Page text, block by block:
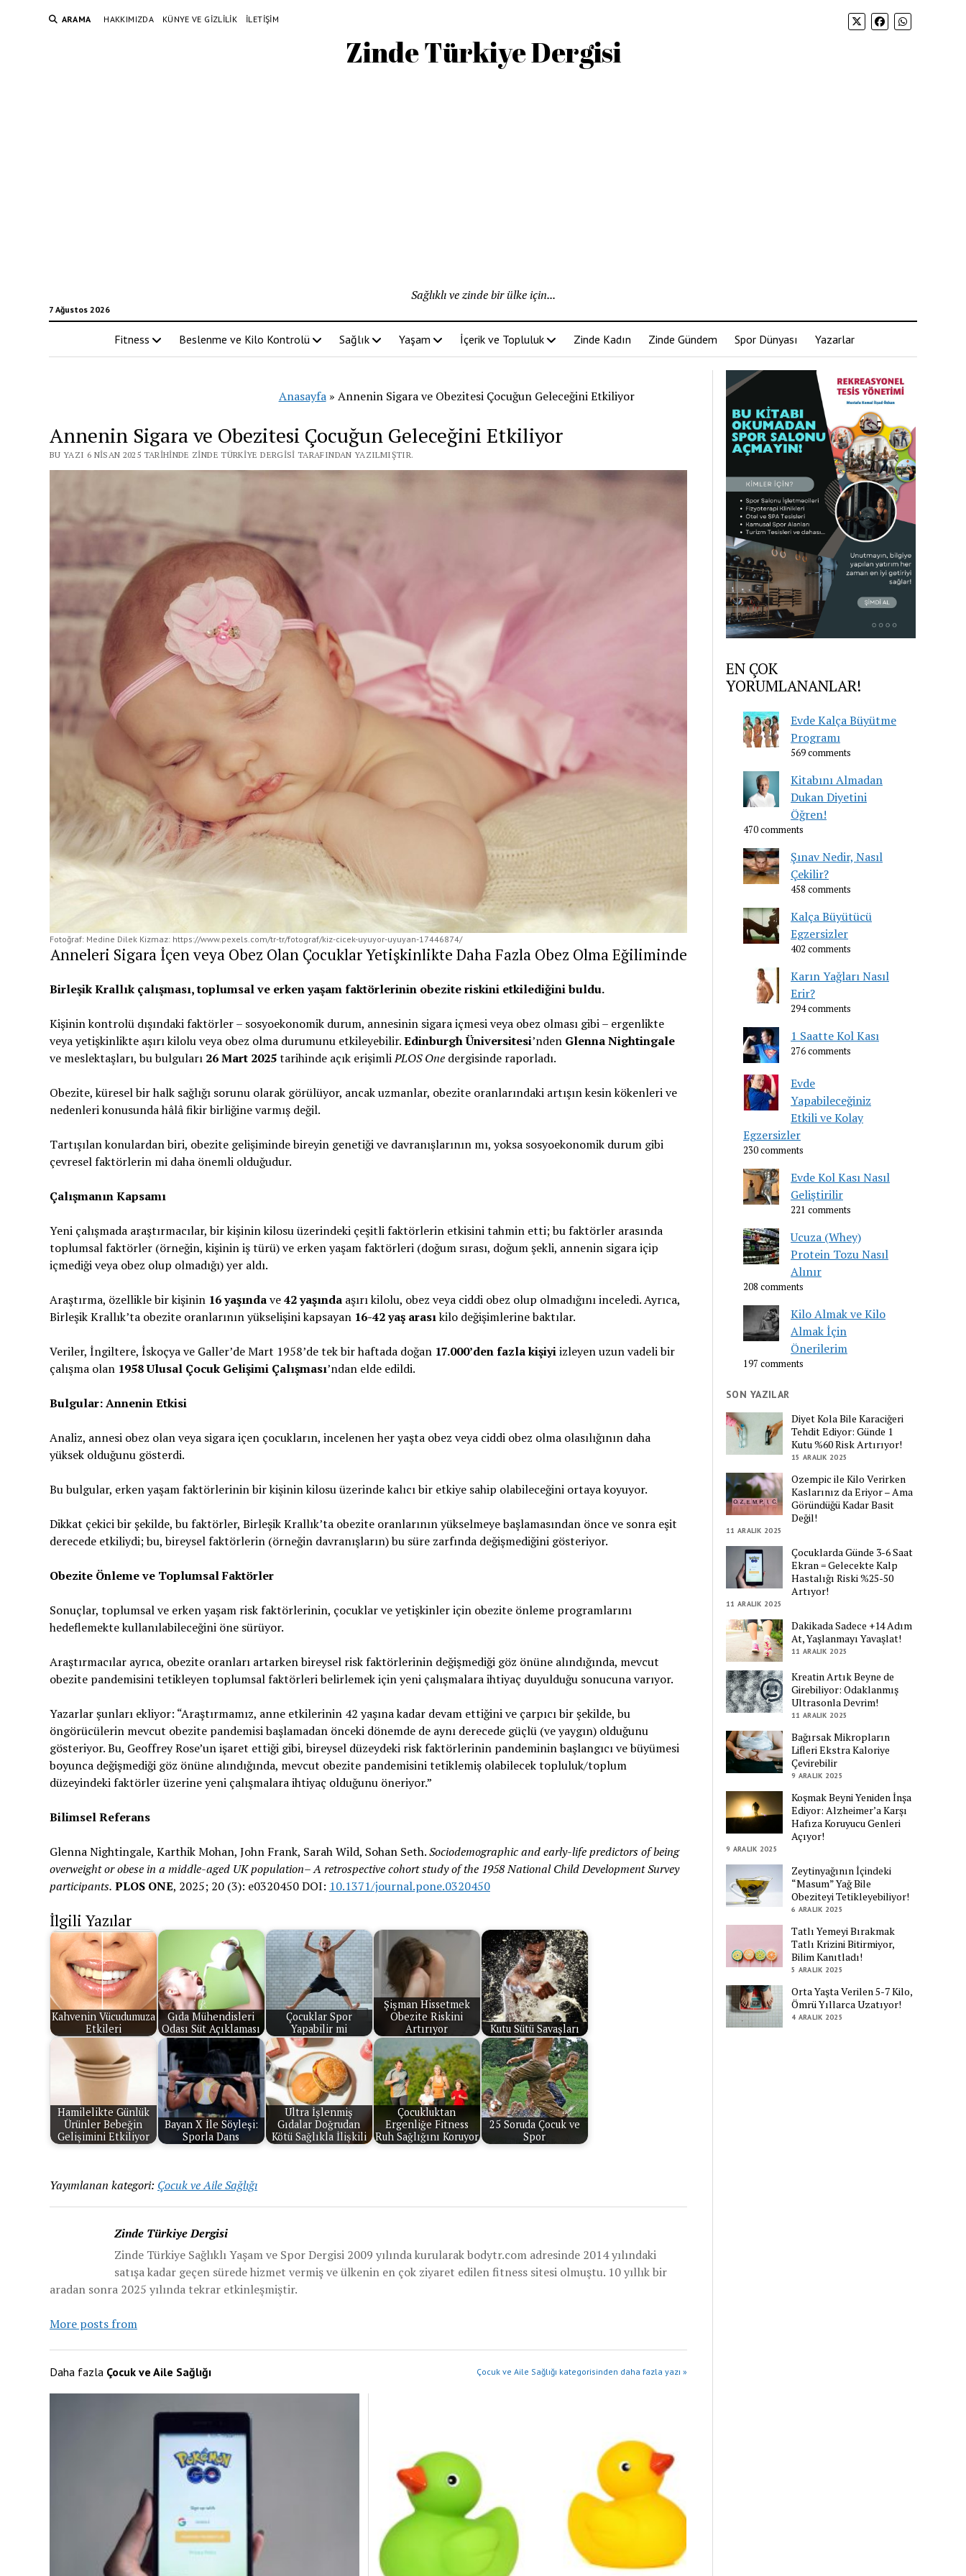
ARAMA HAKKIMIZDA KÜNYE VE GIZLILIK İLETIŞIM
Zinde Türkiye Dergisi
7 Ağustos 2026
Sağlıklı ve zinde bir ülke için...
Fitness Beslenme ve Kilo Kontrolü Sağlık Yaşam İçerik ve Topluluk Zinde Kadın Zinde Gündem Spor Dünyası Yazarlar
Anasayfa» Annenin Sigara ve Obezitesi Çocuğun Geleceğini Etkiliyor
Annenin Sigara ve Obezitesi Çocuğun Geleceğini Etkiliyor
BU YAZI 6 NISAN 2025 TARIHINDE ZINDE TÜRKIYE DERGISI TARAFINDAN YAZILMIŞTIR.
Fotoğraf: Medine Dilek Kizmaz: https://www.pexels.com/tr-tr/fotograf/kiz-cicek-uyuyor-uyuyan-17446874/
Anneleri Sigara İçen veya Obez Olan Çocuklar Yetişkinlikte Daha Fazla Obez Olma Eğiliminde
Birleşik Krallık çalışması, toplumsal ve erken yaşam faktörlerinin obezite riskini etkilediğini buldu.
Kişinin kontrolü dışındaki faktörler – sosyoekonomik durum, annesinin sigara içmesi veya obez olması gibi – ergenlikte
veya yetişkinlikte aşırı kilolu veya obez olma durumunu etkileyebilir.Edinburgh Üniversitesi’nden Glenna Nightingale
ve meslektaşları, bu bulguları 26 Mart 2025tarihinde açık erişimliPLOS Onedergisinde raporladı.
Obezite, küresel bir halk sağlığı sorunu olarak görülüyor, ancak uzmanlar, obezite oranlarındaki artışın kesin kökenleri ve
nedenleri konusunda hâlâ fikir birliğine varmış değil.
Tartışılan konulardan biri, obezite gelişiminde bireyin genetiği ve davranışlarının mı, yoksa sosyoekonomik durum gibi
çevresel faktörlerin mi daha önemli olduğudur.
Çalışmanın Kapsamı
Yeni çalışmada araştırmacılar, bir kişinin kilosu üzerindeki çeşitli faktörlerin etkisini tahmin etti; bu faktörler arasında
toplumsal faktörler (örneğin, kişinin iş türü) ve erken yaşam faktörleri (doğum sırası, doğum şekli, annenin sigara içip
içmediği veya obez olup olmadığı) yer aldı.
Araştırma, özellikle bir kişinin 16 yaşındave42 yaşındaaşırı kilolu, obez veya ciddi obez olup olmadığını inceledi. Ayrıca,
Birleşik Krallık’ta obezite oranlarının yükselişini kapsayan 16-42 yaş arasıkilo değişimlerine baktılar.
Veriler, İngiltere, İskoçya ve Galler’de Mart 1958’de tek bir haftada doğan 17.000’den fazla kişiyiizleyen uzun vadeli bir
çalışma olan 1958 Ulusal Çocuk Gelişimi Çalışması’ndan elde edildi.
Bulgular: Annenin Etkisi
Analiz, annesi obez olan veya sigara içen çocukların, incelenen her yaşta obez veya ciddi obez olma olasılığının daha
yüksek olduğunu gösterdi.
Bu bulgular, erken yaşam faktörlerinin bir kişinin kilosu üzerinde kalıcı bir etkiye sahip olabileceğini ortaya koyuyor.
Dikkat çekici bir şekilde, bu faktörler, Birleşik Krallık’ta obezite oranlarının yükselmeye başlamasından önce ve sonra eşit
derecede etkiliydi; bu, bireysel faktörlerin (örneğin davranışların) bu süre zarfında değişmediğini gösteriyor.
Obezite Önleme ve Toplumsal Faktörler
Sonuçlar, toplumsal ve erken yaşam risk faktörlerinin, çocuklar ve yetişkinler için obezite önleme programlarını
hedeflemekte kullanılabileceğini öne sürüyor.
Araştırmacılar ayrıca, obezite oranları artarken bireysel risk faktörlerinin değişmediği göz önüne alındığında, mevcut
obezite pandemisini tetikleyen toplumsal faktörleri belirlemek için yeni çalışmalara ihtiyaç duyulduğu sonucuna varıyor.
Yazarlar şunları ekliyor: “Araştırmamız, anne etkilerinin 42 yaşına kadar devam ettiğini ve çarpıcı bir şekilde, bu
öngörücülerin mevcut obezite pandemisi başlamadan önceki dönemde de aynı derecede güçlü (ve yaygın) olduğunu
gösteriyor. Bu, Geoffrey Rose’un işaret ettiği gibi, bireysel düzeydeki risk faktörlerinin pandeminin başlangıcı ve büyümesi
boyunca değişmediği göz önüne alındığında, mevcut obezite pandemisini tetiklemiş olabilecek topluluk/toplum
düzeyindeki faktörler üzerine yeni çalışmalara ihtiyaç olduğunu öneriyor.”
Bilimsel Referans
Glenna Nightingale, Karthik Mohan, John Frank, Sarah Wild, Sohan Seth.Sociodemographic and early-life predictors of being
overweight or obese in a middle-aged UK population– A retrospective cohort study of the 1958 National Child Development Survey
participants. PLOS ONE, 2025; 20 (3): e0320450 DOI: 10.1371/journal.pone.0320450
İlgili Yazılar
Kahvenin Vücudumuza
Etkileri
Gıda Mühendisleri
Odası Süt Açıklaması
Çocuklar Spor
Yapabilir mi
Şişman Hissetmek
Obezite Riskini
Artırıyor
Kutu Sütü Savaşları
Hamilelikte Günlük
Ürünler Bebeğin
Gelişimini Etkiliyor
Bayan X İle Söyleşi:
Sporla Dans
Ultra İşlenmiş
Gıdalar Doğrudan
Kötü Sağlıkla İlişkili
Çocukluktan
Ergenliğe Fitness
Ruh Sağlığını Koruyor
25 Soruda Çocuk ve
Spor
Yayımlanan kategori: Çocuk ve Aile Sağlığı
Zinde Türkiye Dergisi
Zinde Türkiye Sağlıklı Yaşam ve Spor Dergisi 2009 yılında kurularak bodytr.com adresinde 2014 yılındaki
satışa kadar geçen sürede hizmet vermiş ve ülkenin en çok ziyaret edilen fitness sitesi olmuştu. 10 yıllık bir
aradan sonra 2025 yılında tekrar etkinleşmiştir.
More posts from
Daha fazla Çocuk ve Aile Sağlığı Çocuk ve Aile Sağlığı kategorisinden daha fazla yazı »
EN ÇOK
YORUMLANANLAR!
Evde Kalça Büyütme
Programı
569 comments
Kitabını Almadan
Dukan Diyetini
Öğren!
470 comments
Şınav Nedir, Nasıl
Çekilir?
458 comments
Kalça Büyütücü
Egzersizler
402 comments
Karın Yağları Nasıl
Erir?
294 comments
1 Saatte Kol Kası
276 comments
Evde
Yapabileceğiniz
Etkili ve Kolay
Egzersizler
230 comments
Evde Kol Kası Nasıl
Geliştirilir
221 comments
Ucuza (Whey)
Protein Tozu Nasıl
Alınır
208 comments
Kilo Almak ve Kilo
Almak İçin
Önerilerim
197 comments
SON YAZILAR
Diyet Kola Bile Karaciğeri
Tehdit Ediyor: Günde 1
Kutu %60 Risk Artırıyor!
15 ARALIK 2025
Ozempic ile Kilo Verirken
Kaslarınız da Eriyor – Ama
Göründüğü Kadar Basit
Değil!
11 ARALIK 2025
Çocuklarda Günde 3-6 Saat
Ekran = Gelecekte Kalp
Hastalığı Riski %25-50
Artıyor!
11 ARALIK 2025
Dakikada Sadece +14 Adım
At, Yaşlanmayı Yavaşlat!
11 ARALIK 2025
Kreatin Artık Beyne de
Girebiliyor: Odaklanmış
Ultrasonla Devrim!
11 ARALIK 2025
Bağırsak Mikropların
Lifleri Ekstra Kaloriye
Çevirebilir
9 ARALIK 2025
Koşmak Beyni Yeniden İnşa
Ediyor: Alzheimer’a Karşı
Hafıza Koruyucu Genleri
Açıyor!
9 ARALIK 2025
Zeytinyağının İçindeki
“Masum” Yağ Bile
Obeziteyi Tetikleyebiliyor!
6 ARALIK 2025
Tatlı Yemeyi Bırakmak
Tatlı Krizini Bitirmiyor,
Bilim Kanıtladı!
5 ARALIK 2025
Orta Yaşta Verilen 5-7 Kilo,
Ömrü Yıllarca Uzatıyor!
4 ARALIK 2025